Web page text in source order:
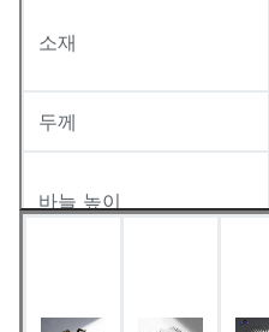
소재
두께
바늘 높이